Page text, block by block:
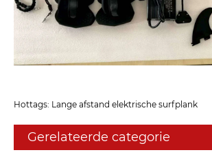
Hottags: Lange afstand elektrische surfplank
Gerelateerde categorie